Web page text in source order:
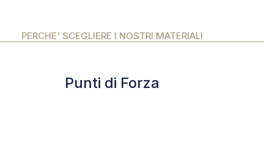
PERCHE' SCEGLIERE I NOSTRI MATERIALI
Punti di Forza